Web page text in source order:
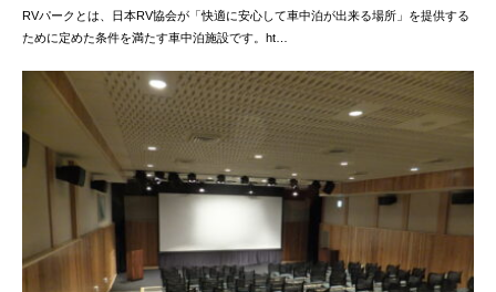
RVパークとは、日本RV協会が「快適に安心して車中泊が出来る場所」を提供する
ために定めた条件を満たす車中泊施設です。ht…